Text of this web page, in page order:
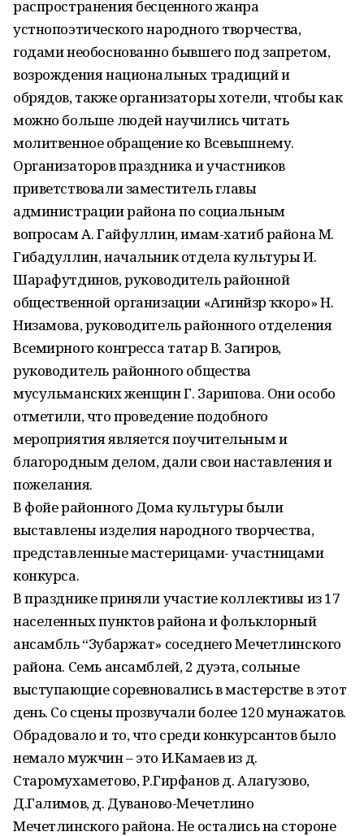
распространения бесценного жанра
устнопоэтического народного творчества,
годами необоснованно бывшего под запретом,
возрождения национальных традиций и
обрядов, также организаторы хотели, чтобы как
можно больше людей научились читать
молитвенное обращение ко Всевышнему.
Организаторов праздника и участников
приветствовали заместитель главы
администрации района по социальным
вопросам А. Гайфуллин, имам-хатиб района М.
Гибадуллин, начальник отдела культуры И.
Шарафутдинов, руководитель районной
общественной организации «Агинәйзәр ҡкоро» Н.
Низамова, руководитель районного отделения
Всемирного конгресса татар В. Загиров,
руководитель районного общества
мусульманских женщин Г. Зарипова. Они особо
отметили, что проведение подобного
мероприятия является поучительным и
благородным делом, дали свои наставления и
пожелания.
В фойе районного Дома культуры были
выставлены изделия народного творчества,
представленные мастерицами- участницами
конкурса.
В празднике приняли участие коллективы из 17
населенных пунктов района и фольклорный
ансамбль “Зубаржат» соседнего Мечетлинского
района. Семь ансамблей, 2 дуэта, сольные
выступающие соревновались в мастерстве в этот
день. Со сцены прозвучали более 120 мунажатов.
Обрадовало и то, что среди конкурсантов было
немало мужчин – это И.Камаев из д.
Старомухаметово, Р.Гирфанов д. Алагузово,
Д.Галимов, д. Дуваново-Мечетлино
Мечетлинского района. Не остались на стороне